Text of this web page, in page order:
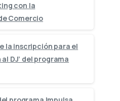
con la
Comercio
la inscripción para el
DJ’ del programa